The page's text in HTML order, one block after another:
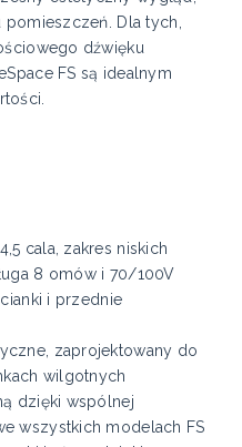
Dla tych,
dźwięku
FS są idealnym
cala, zakres niskich
8 omów i 70/100V
i przednie
zaprojektowany do
wilgotnych
dzięki wspólnej
wszystkich modelach FS